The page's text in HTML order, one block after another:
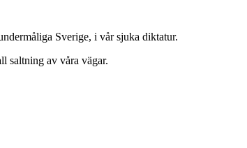
Sverige, i vår sjuka diktatur.
saltning av våra vägar.